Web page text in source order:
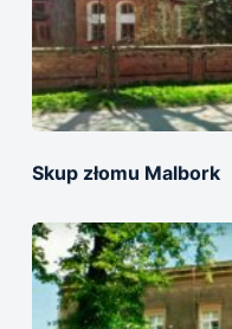
Skup złomu Malbork